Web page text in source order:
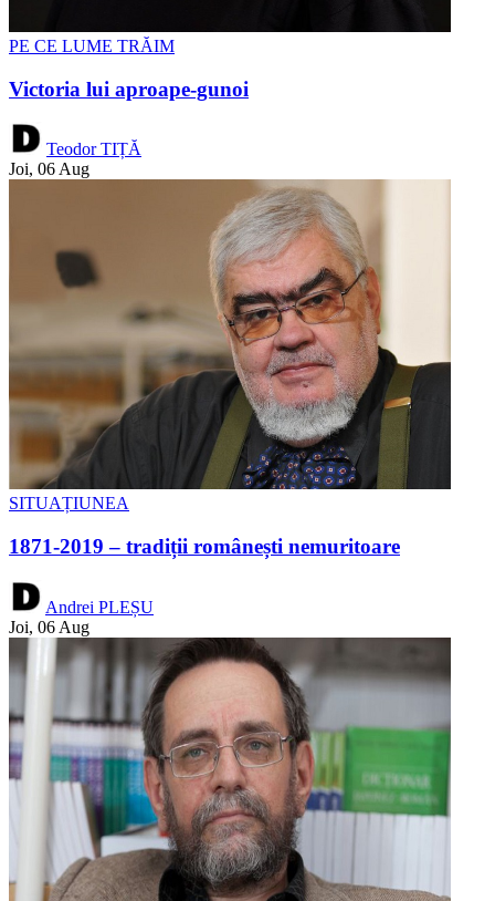
PE CE LUME TRĂIM
Victoria lui aproape-gunoi
Teodor TIȚĂ
Joi, 06 Aug
SITUAȚIUNEA
1871-2019 – tradiții românești nemuritoare
Andrei PLEȘU
Joi, 06 Aug